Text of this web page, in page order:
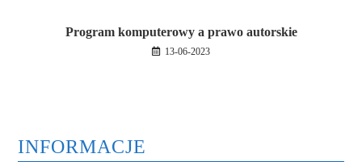
Program komputerowy a prawo autorskie
13-06-2023
INFORMACJE